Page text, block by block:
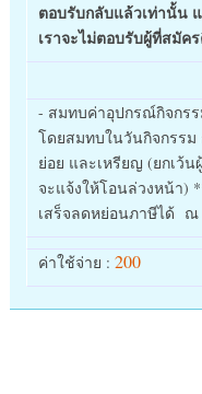
ตอบรับกลับแล้วเท่านั้น
เราจะไม่ตอบรับผู้ที่สมัค
- สมทบค่าอุปกรณ์กิจกร
โดยสมทบในวันกิจกรรม
ย่อย และเหรียญ (ยกเว้
จะแจ้งให้โอนล่วงหน้า)
เสร็จลดหย่อนภาษีได้ ณ
ค่าใช้จ่าย : 200